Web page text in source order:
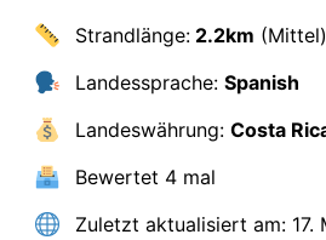
Strandlänge:2.2km (Mittel)
Landessprache: Spanish
Landeswährung: Costa
Bewertet 4 mal
Zuletzt aktualisiert am:17.